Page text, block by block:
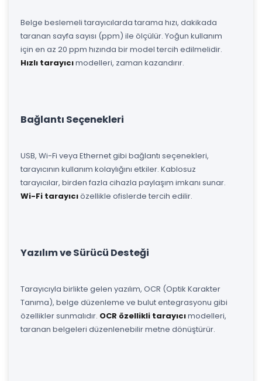
Belge beslemeli tarayıcılarda tarama hızı, dakikada
taranan sayfa sayısı (ppm) ile ölçülür. Yoğun kullanım
için en az 20 ppm hızında bir model tercih edilmelidir.
Hızlı tarayıcımodelleri, zaman kazandırır.
Bağlantı Seçenekleri
USB, Wi-Fi veya Ethernet gibi bağlantı seçenekleri,
tarayıcının kullanım kolaylığını etkiler. Kablosuz
tarayıcılar, birden fazla cihazla paylaşım imkanı sunar.
Wi-Fi tarayıcıözellikle ofislerde tercih edilir.
Yazılım ve Sürücü Desteği
Tarayıcıyla birlikte gelen yazılım, OCR (Optik Karakter
Tanıma), belge düzenleme ve bulut entegrasyonu gibi
özellikler sunmalıdır. OCR özellikli tarayıcımodelleri,
taranan belgeleri düzenlenebilir metne dönüştürür.